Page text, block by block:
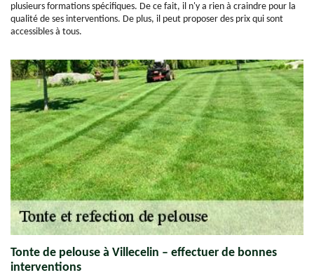
plusieurs formations spécifiques. De ce fait, il n'y a rien à craindre pour la
qualité de ses interventions. De plus, il peut proposer des prix qui sont
accessibles à tous.
Tonte de pelouse à Villecelin – effectuer de bonnes
interventions